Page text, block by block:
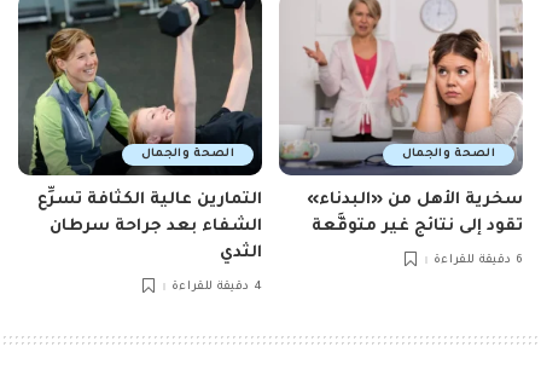
الصحة والجمال
سخرية الأهل من «البدناء»
تقود إلى نتائج غير متوقَّعة
6 دقيقة للقراءة
الصحة والجمال
التمارين عالية الكثافة تسرِّع
الشفاء بعد جراحة سرطان
الثدي
4 دقيقة للقراءة